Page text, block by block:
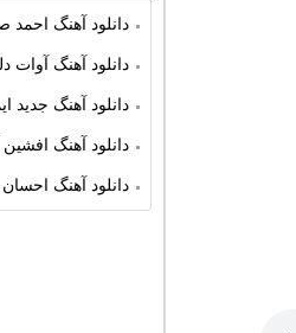
دانلود آهنگ احمد
دانلود آهنگ آوات
دانلود آهنگ جدید
دانلود آهنگ
دانلود آهنگ